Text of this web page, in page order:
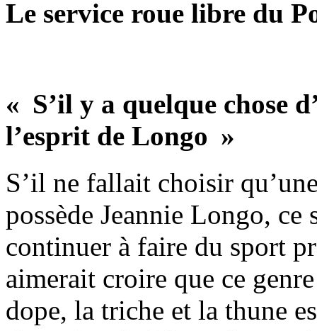
Le service roue libre du
« S’il y a quelque chose
l’esprit de Longo »
S’il ne fallait choisir
possède Jeannie Longo,
continuer à faire du sport
aimerait croire que ce
dope, la triche et la thune